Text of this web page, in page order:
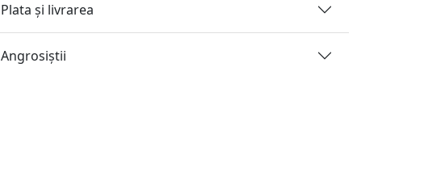
Plata și livrarea
Angrosiştii